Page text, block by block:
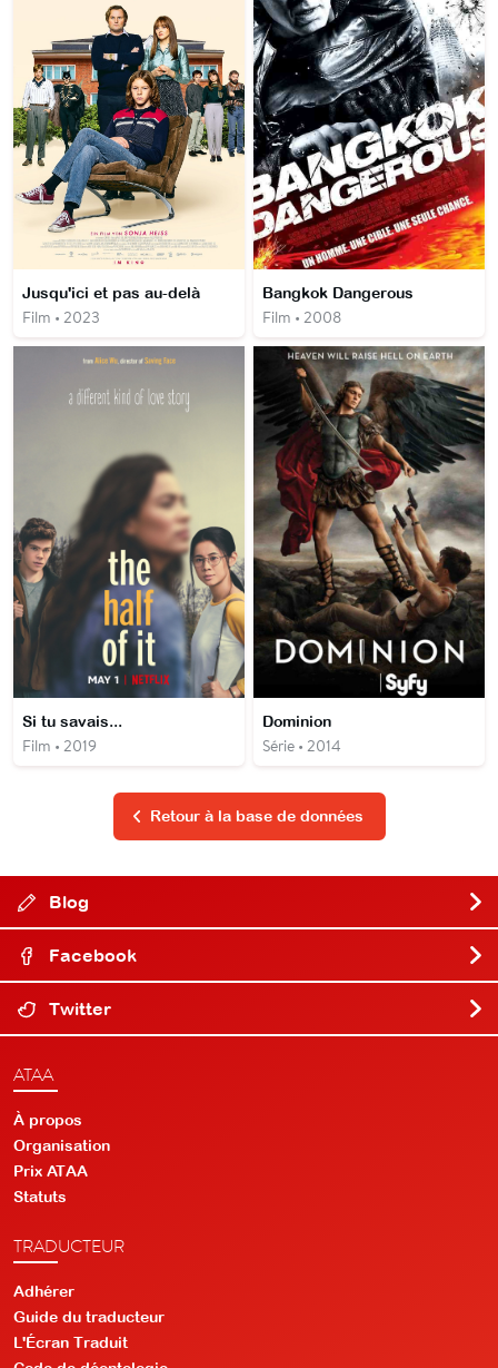
Jusqu'ici et pas au-delà
Film • 2023
Bangkok Dangerous
Film • 2008
Si tu savais...
Film • 2019
Dominion
Série • 2014
Retour à la base de données
Blog
Facebook
Twitter
ATAA
À propos
Organisation
Prix ATAA
Statuts
TRADUCTEUR
Adhérer
Guide du traducteur
L'Écran Traduit